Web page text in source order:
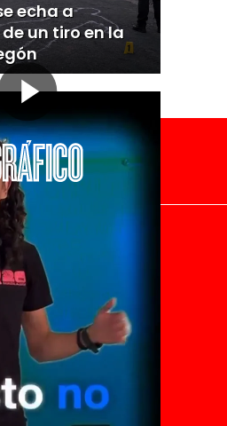
echa a
un tiro en la
USA
Clase
10 sports